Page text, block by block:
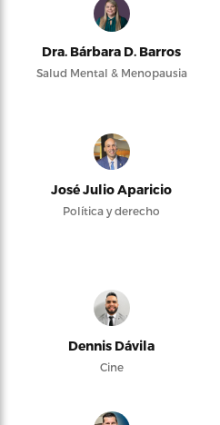
Dra. Bárbara D. Barros
Salud Mental & Menopausia
José Julio Aparicio
Política y derecho
Dennis Dávila
Cine